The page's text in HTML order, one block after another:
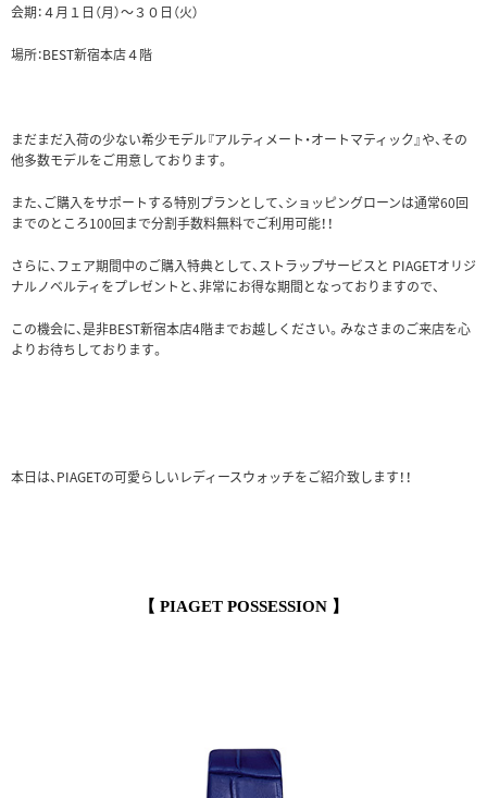
会期：４月１日（月）～３０日（火）
場所：BEST新宿本店４階
まだまだ入荷の少ない希少モデル『アルティメート・オートマティック』や、その
他多数モデルをご用意しております。
また、ご購入をサポートする特別プランとして、ショッピングローンは通常60回
までのところ100回まで分割手数料無料でご利用可能！！
さらに、フェア期間中のご購入特典として、ストラップサービスと PIAGETオリジ
ナルノベルティをプレゼントと、非常にお得な期間となっておりますので、
この機会に、是非BEST新宿本店4階までお越しください。みなさまのご来店を心
よりお待ちしております。
本日は、PIAGETの可愛らしいレディースウォッチをご紹介致します！！
【 PIAGET POSSESSION 】